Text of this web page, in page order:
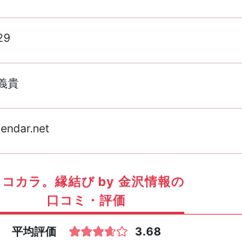
貴
コカラ。縁結び by 金沢情報の
口コミ・評価
平均評価 3.68